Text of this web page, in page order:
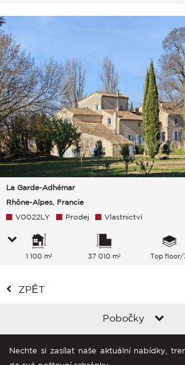
La Garde-Adhémar
Rhône-Alpes, Francie
V0022LY Prodej Vlastnictví
1 100 m² 37 010 m² Top floor/
ZPĚT
Pobočky
Nechte si zasílat naše aktuální nabídky,